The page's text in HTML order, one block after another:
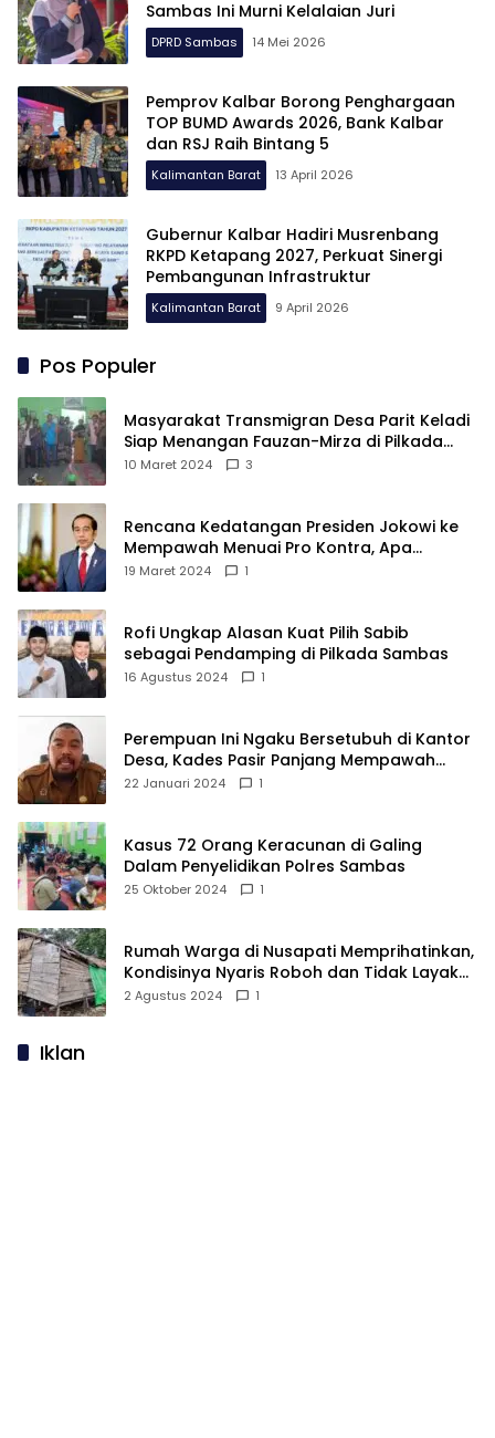
Sambas Ini Murni Kelalaian Juri
DPRD Sambas 14 Mei 2026
Pemprov Kalbar Borong Penghargaan
TOP BUMD Awards 2026, Bank Kalbar
dan RSJ Raih Bintang 5
Kalimantan Barat 13 April 2026
Gubernur Kalbar Hadiri Musrenbang
RKPD Ketapang 2027, Perkuat Sinergi
Pembangunan Infrastruktur
Kalimantan Barat 9 April 2026
Pos Populer
Masyarakat Transmigran Desa Parit Keladi
Siap Menangan Fauzan-Mirza di Pilkada
Kubu Raya
10 Maret 2024 3
Rencana Kedatangan Presiden Jokowi ke
Mempawah Menuai Pro Kontra, Apa
Sebabnya?
19 Maret 2024 1
Rofi Ungkap Alasan Kuat Pilih Sabib
sebagai Pendamping di Pilkada Sambas
16 Agustus 2024 1
Perempuan Ini Ngaku Bersetubuh di Kantor
Desa, Kades Pasir Panjang Mempawah
Membantah: Silakan Buktikan!
22 Januari 2024 1
Kasus 72 Orang Keracunan di Galing
Dalam Penyelidikan Polres Sambas
25 Oktober 2024 1
Rumah Warga di Nusapati Memprihatinkan,
Kondisinya Nyaris Roboh dan Tidak Layak
Huni
2 Agustus 2024 1
Iklan